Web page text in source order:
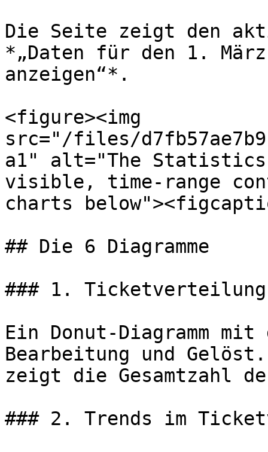
Die Seite zeigt den
*„Daten für den 1.
anzeigen“*.
<figure><img
src="/files/
a1" alt="The
visible, time-range
charts
## Die 6 Diagramme
### 1. Ticketverteilung
Ein Donut-Diagramm
Bearbeitung und
zeigt die Gesamtzahl
### 2. Trends im